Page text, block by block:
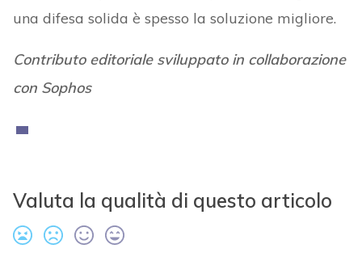
una difesa solida è spesso la soluzione migliore.
Contributo editoriale sviluppato in collaborazione
con Sophos
Valuta la qualità di questo articolo